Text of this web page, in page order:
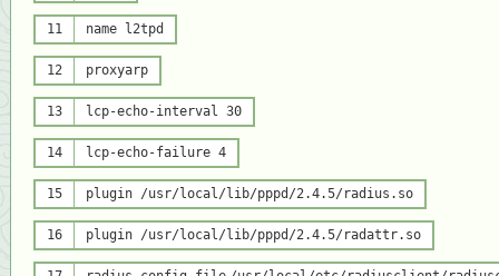
11 name l2tpd
12 proxyarp
13 lcp-echo-interval 30
14 lcp-echo-failure 4
15 plugin /usr/local/lib/pppd/2.4.5/radius.so
16 plugin /usr/local/lib/pppd/2.4.5/radattr.so